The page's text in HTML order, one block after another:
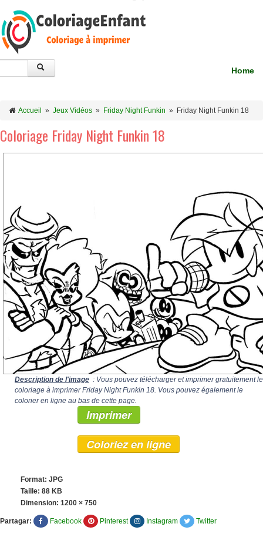
Home
Accueil » Jeux Vidéos » Friday Night Funkin » Friday Night Funkin 18
Coloriage Friday Night Funkin 18
Description de l'image : Vous pouvez télécharger et imprimer gratuitement le
coloriage à imprimer Friday Night Funkin 18. Vous pouvez également le
colorier en ligne au bas de cette page.
Imprimer
Coloriez en ligne
Format: JPG
Taille: 88 KB
Dimension: 1200 × 750
Partagar: Facebook Pinterest Instagram Twitter